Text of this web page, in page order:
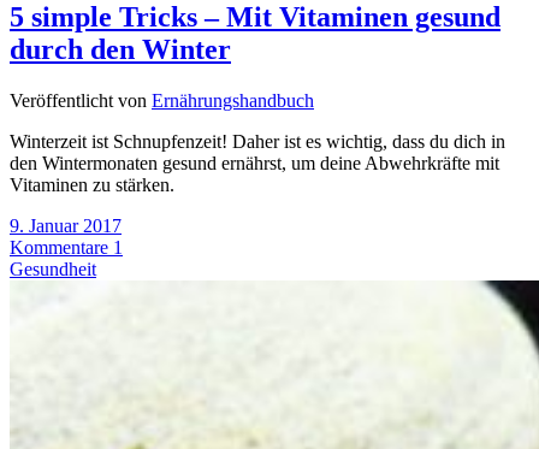
5 simple Tricks – Mit Vitaminen gesund
durch den Winter
Veröffentlicht von Ernährungshandbuch
Winterzeit ist Schnupfenzeit! Daher ist es wichtig, dass du dich in
den Wintermonaten gesund ernährst, um deine Abwehrkräfte mit
Vitaminen zu stärken.
9. Januar 2017
Kommentare 1
Gesundheit